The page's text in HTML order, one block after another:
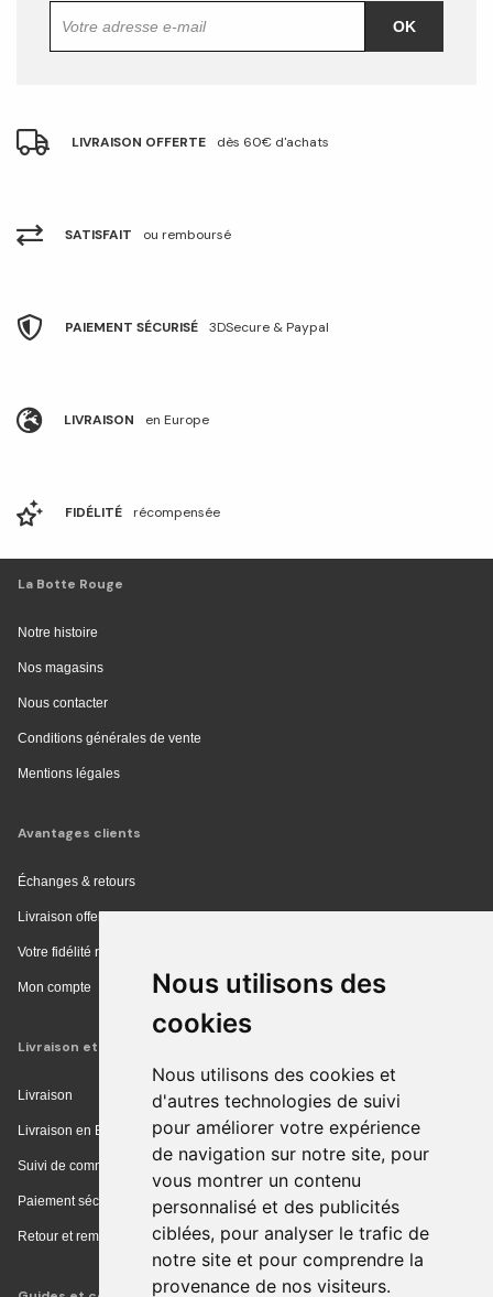
Nous utilisons des
cookies
Nous utilisons des cookies et
d'autres technologies de suivi
pour améliorer votre expérience
de navigation sur notre site, pour
vous montrer un contenu
personnalisé et des publicités
ciblées, pour analyser le trafic de
notre site et pour comprendre la
provenance de nos visiteurs.
OK
LIVRAISON OFFERTE dès 60€ d'achats
SATISFAIT ou remboursé
PAIEMENT SÉCURISÉ 3DSecure & Paypal
LIVRAISON en Europe
FIDÉLITÉ récompensée
La Botte Rouge
Notre histoire
Nos magasins
Nous contacter
Conditions générales de vente
Mentions légales
Avantages clients
Échanges & retours
Livraison offerte en magasin
Votre fidélité récompensée
Mon compte
Livraison et achat
Livraison
Livraison en Europe
Suivi de commande
Paiement sécurisé
Retour et remboursement